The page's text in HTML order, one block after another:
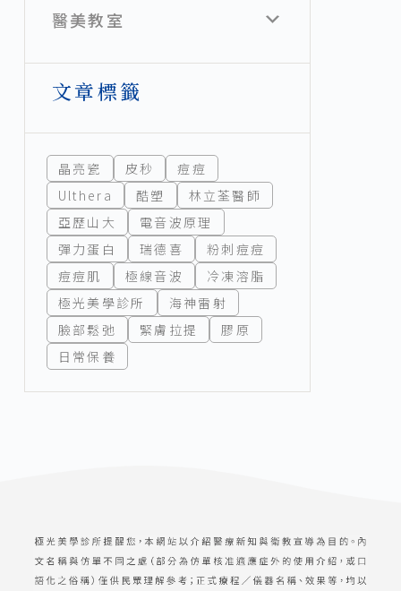
醫美教室
文章標籤
晶亮瓷 皮秒
痘痘
Ulthera
酷塑
林立荃醫師
亞歷山大
電音波原理
彈力蛋白
瑞德喜
粉刺痘痘
痘痘肌
極線音波
冷凍溶脂
極光美學診所
海神雷射
臉部鬆弛
緊膚拉提
膠原
日常保養